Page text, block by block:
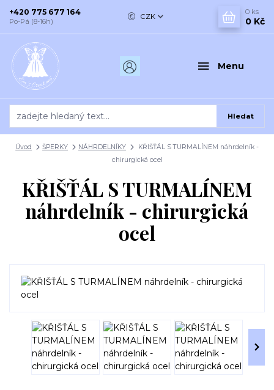
Menu
CZK
Hledat
+420 775 677 164
Po-Pá (8-16h)
0 ks
0 Kč
Úvod ŠPERKY NÁHRDELNÍKY
KŘIŠŤÁL S TURMALÍNEM náhrdelník -
chirurgická ocel
KŘIŠŤÁL S TURMALÍNEM
náhrdelník - chirurgická
ocel